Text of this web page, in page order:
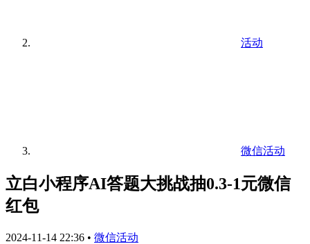
活动
微信活动
立白小程序AI答题大挑战抽0.3-1元微信
红包
2024-11-14 22:36 • 微信活动